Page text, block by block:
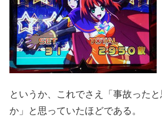
というか、これでさえ「事故った
か」と思っていたほどである。